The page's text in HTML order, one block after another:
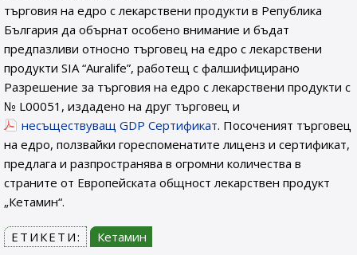
търговия на едро с лекарствени продукти в Република
България да обърнат особено внимание и бъдат
предпазливи относно търговец на едро с лекарствени
продукти SIA “Auralife”, работещ с фалшифицирано
Разрешение за търговия на едро с лекарствени продукти с
№ L00051, издадено на друг търговец и
несъществуващ GDP Сертификат. Посоченият търговец
на едро, ползвайки гореспоменатите лиценз и сертификат,
предлага и разпространява в огромни количества в
страните от Европейската общност лекарствен продукт
„Кетамин“.
ЕТИКЕТИ: Кетамин